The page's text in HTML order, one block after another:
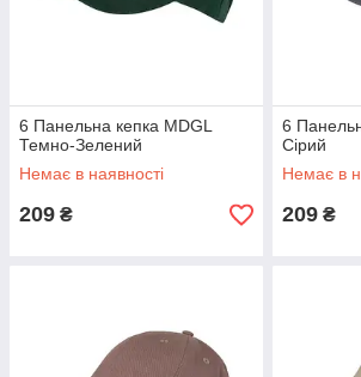
6 Панельна кепка MDGL
Темно-Зелений
Немає в наявності
209 ₴
6
Сірий
Немає в
209 ₴